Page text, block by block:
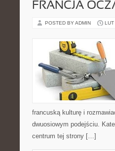
FRANCJA
POSTED BY ADMIN LUT
francuską kulturę i
dwuosiowym podejściu.
centrum tej strony […]